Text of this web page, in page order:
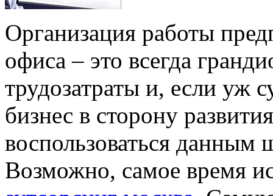
Организация работы
офиса – это всегда
трудозатраты и, если уж
бизнес в сторону
воспользоваться
Возможно, самое время